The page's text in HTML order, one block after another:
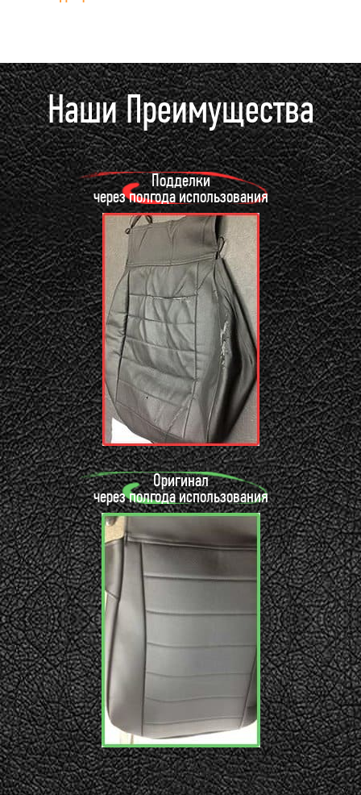
Наши Преимущества
Подделки
через полгода использования
Оригинал
через полгода использования